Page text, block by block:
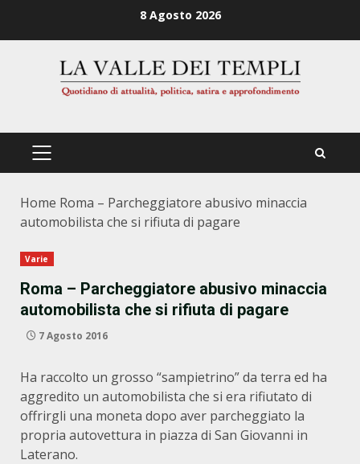
8 Agosto 2026
PRIMÄRES
Home Roma – Parcheggiatore abusivo minaccia
automobilista che si rifiuta di pagare
Varie
Roma – Parcheggiatore abusivo minaccia
automobilista che si rifiuta di pagare
7 Agosto 2016
Ha raccolto un grosso “sampietrino” da terra ed ha
aggredito un automobilista che si era rifiutato di
offrirgli una moneta dopo aver parcheggiato la
propria autovettura in piazza di San Giovanni in
Laterano.